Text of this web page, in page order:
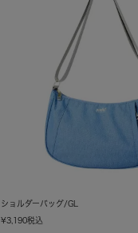
ショルダーバッグ/GL
¥3,190税込